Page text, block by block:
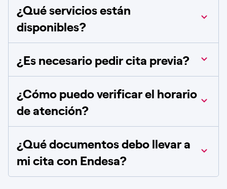
¿Qué servicios están
disponibles?
¿Es necesario pedir cita previa?
¿Cómo puedo verificar el horario
de atención?
¿Qué documentos debo llevar a
mi cita con Endesa?